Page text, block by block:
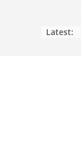
Latest: